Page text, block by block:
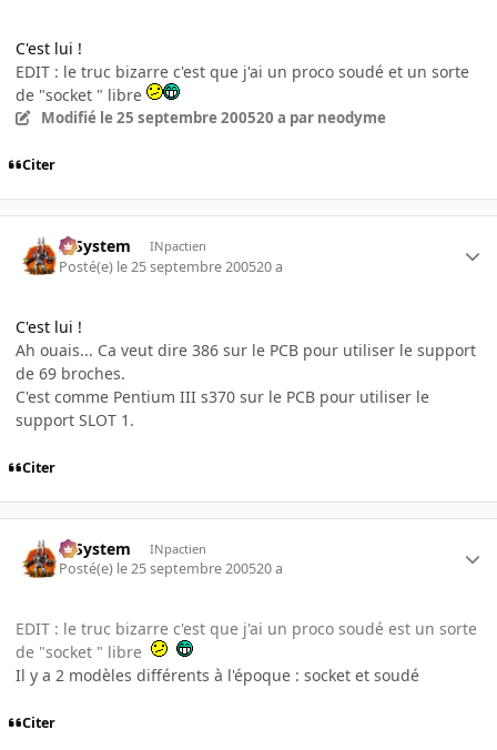
C'est lui !
EDIT : le truc bizarre c'est que j'ai un proco soudé et un sorte
de "socket " libre
Modifié le 25 septembre 200520 a par neodyme
Citer
X-System INpactien
Posté(e) le 25 septembre 200520 a
C'est lui !
Ah ouais... Ca veut dire 386 sur le PCB pour utiliser le support
de 69 broches.
C'est comme Pentium III s370 sur le PCB pour utiliser le
support SLOT 1.
Citer
X-System INpactien
Posté(e) le 25 septembre 200520 a
EDIT : le truc bizarre c'est que j'ai un proco soudé est un sorte
de "socket " libre
Il y a 2 modèles différents à l'époque : socket et soudé
Citer